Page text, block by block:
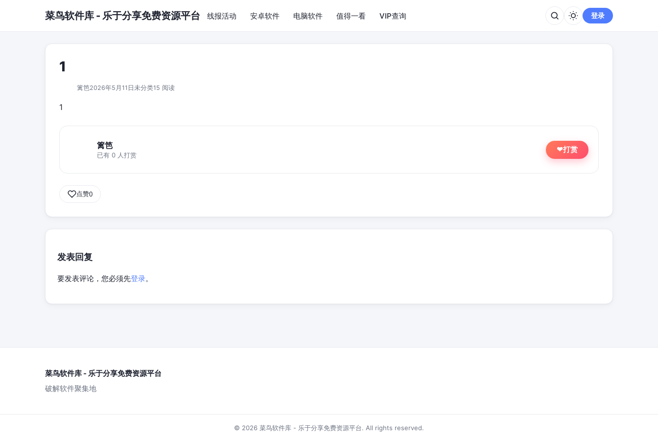
菜鸟软件库 - 乐于分享免费资源平台 线报活动 安卓软件 电脑软件 值得一看 VIP查询 登录
1
篱笆2026年5月11日 未分类15 阅读
1
篱笆
已有 0 人打赏
❤打赏
点赞0
发表回复
要发表评论，您必须先登录。
菜鸟软件库 - 乐于分享免费资源平台
破解软件聚集地
© 2026 菜鸟软件库 - 乐于分享免费资源平台. All rights reserved.